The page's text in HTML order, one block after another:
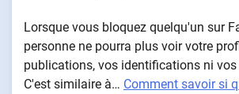
Lorsque vous bloquez quelqu'un sur
personne ne pourra plus voir votre
publications, vos identifications ni
C'est similaire à… Comment savoir si